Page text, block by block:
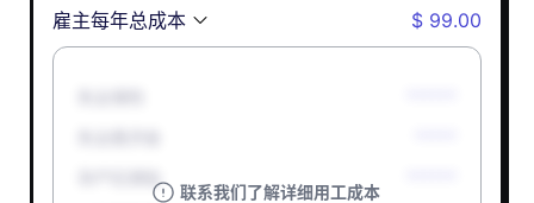
雇主每年总成本
$ 99.00
联系我们了解详细用工成本
孕产妇津贴